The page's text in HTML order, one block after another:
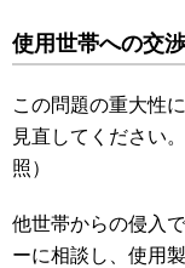
使用世帯への交
この問題の重大性
見直してください
照）
他世帯からの侵入
ーに相談し、使用